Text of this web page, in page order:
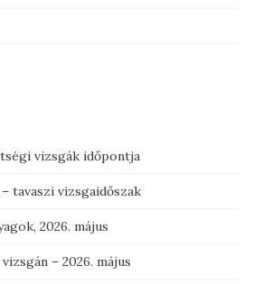
vizsgák időpontja
tavaszi vizsgaidőszak
2026. május
– 2026. május